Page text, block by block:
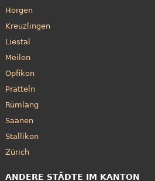
Horgen
Kreuzlingen
Liestal
Meilen
Opfikon
Pratteln
Rümlang
Saanen
Stallikon
Zürich
ANDERE STÄDTE IM KANTON